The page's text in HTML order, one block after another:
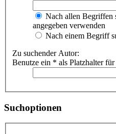
Nach allen Begriffen
angegeben verwenden
Nach einem Begriff
Zu suchender Autor:
Benutze ein * als Platzhalter
Suchoptionen